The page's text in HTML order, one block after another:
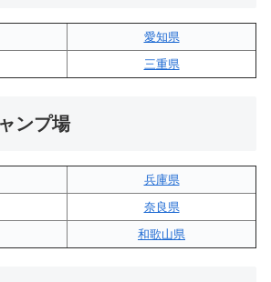
愛知県
三重県
ンプ場
兵庫県
奈良県
和歌山県